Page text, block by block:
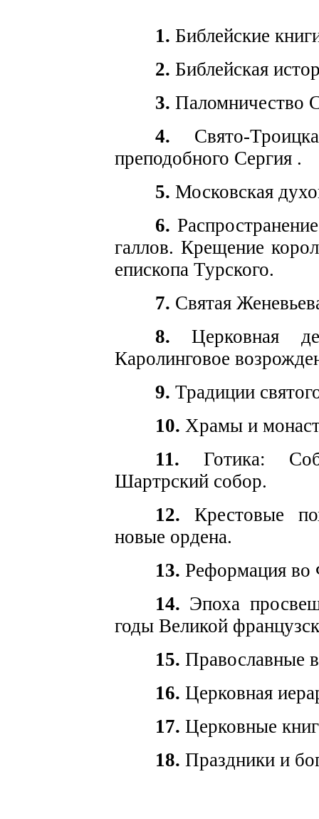
1. Библейские
2. Библейская
3. Паломничество
4. Свято-
преподобного Сергия .
5. Московская
6.
галлов. Крещение
епископа Турского.
7. Святая
8. Церковная
Каролинговое
9. Традиции
10. Храмы и
11. Готика:
Шартрский собор.
12. Крестовые
новые ордена.
13. Реформация во
14. Эпоха
годы Великой
15. Православные
16. Церковная
17. Церковные
18. Праздники и